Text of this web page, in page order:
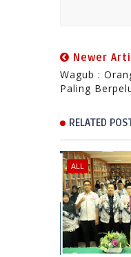
Newer
Wagub :
Paling
RELATED
ALL